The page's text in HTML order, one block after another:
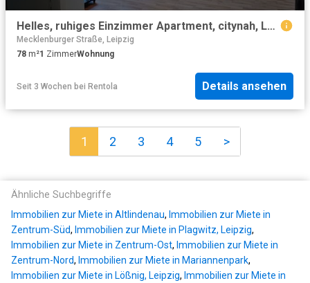
Helles, ruhiges Einzimmer Apartment, citynah, Leipzig Amsterdam Apartments for Rent
Mecklenburger Straße, Leipzig
78 m²1 ZimmerWohnung
Seit 3 Wochen bei Rentola Details ansehen
1 2 3 4 5 >
Ähnliche Suchbegriffe
Immobilien zur Miete in Altlindenau, Immobilien zur Miete in
Zentrum-Süd, Immobilien zur Miete in Plagwitz, Leipzig,
Immobilien zur Miete in Zentrum-Ost, Immobilien zur Miete in
Zentrum-Nord, Immobilien zur Miete in Mariannenpark,
Immobilien zur Miete in Lößnig, Leipzig, Immobilien zur Miete in